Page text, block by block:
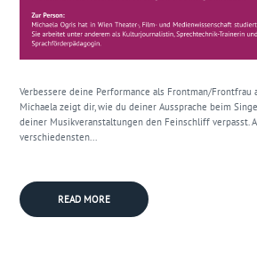
Verbessere deine Performance als Frontman/Frontfrau
Michaela zeigt dir, wie du deiner Aussprache beim
deiner Musikveranstaltungen den Feinschliff verpasst.
verschiedensten...
READ MORE